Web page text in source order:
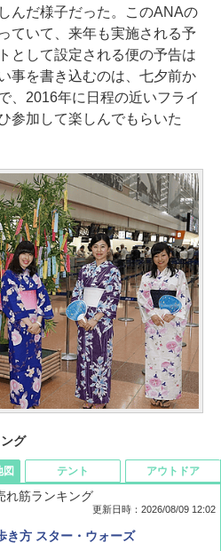
んだ様子だった。このANAの
ていて、来年も実施される予
として設定される便の予告は
事を書き込むのは、七夕前か
、2016年に日程の近いフライ
参加して楽しんでもらいた
グ
ビ-パル) 2026年 9 月号【特別付録:
図
れ筋ランキング
更新日時：2026/08/09 12:02
き方 スター・ウォーズ
テント アウトドア